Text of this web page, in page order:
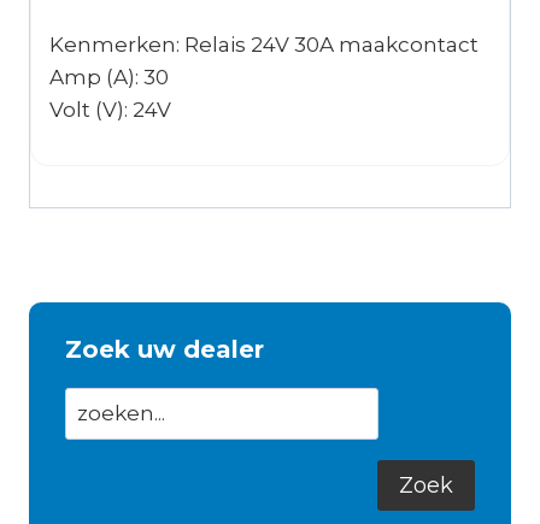
Kenmerken: Relais 24V 30A maakcontact
Amp (A): 30
Volt (V): 24V
Zoek uw dealer